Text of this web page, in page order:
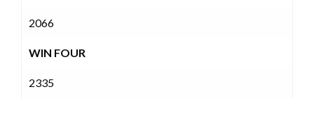
2066
WIN FOUR
2335